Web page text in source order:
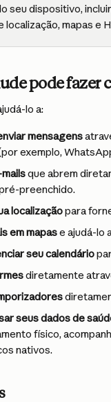
seu dispositivo,
localização, mapas e
pode
lo a:
mensagens
exemplo,
que abrem
preenchido.
localização para
em mapas e ajudá-lo
seu calendário
diretamente
seus dados de
físico,
nativos.